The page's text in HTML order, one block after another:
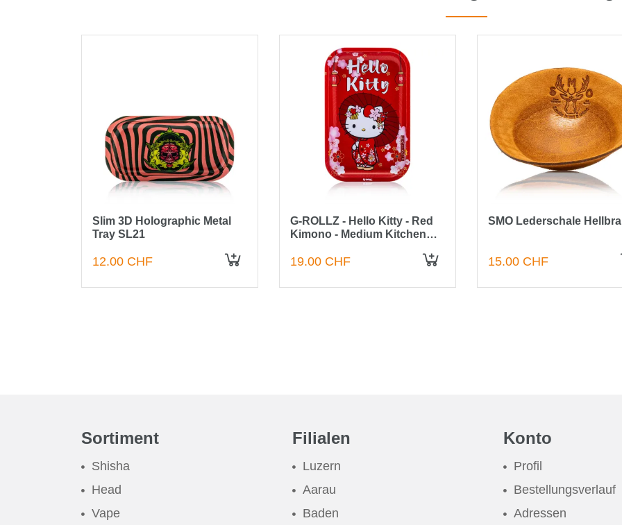
Slim 3D Holographic Metal
Tray SL21
12.00 CHF
G-ROLLZ - Hello Kitty - Red
Kimono - Medium Kitchen
19.00 CHF
SMO Lederschale
15.00 CHF
Sortiment
Shisha
Head
Vape
Filialen
Luzern
Aarau
Baden
Konto
Profil
Bestellungsverlauf
Adressen